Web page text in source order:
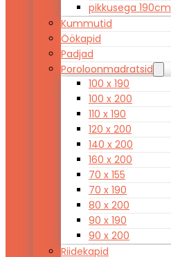
pikkusega 190cm
Kummutid
Öökapid
Padjad
Poroloonmadratsid
100 x 190
100 x 200
110 x 190
120 x 200
140 x 200
160 x 200
70 x 155
70 x 190
80 x 200
90 x 190
90 x 200
Riidekapid